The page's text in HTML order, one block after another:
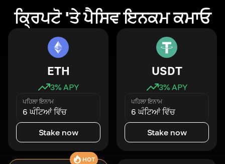
ਕ੍ਰਿਪਟੋ 'ਤੇ ਪੈਸਿਵ ਇਨਕਮ ਕਮਾਓ
ETH
3% APY
ਪਹਿਲਾ ਇਨਾਮ
6 ਘੰਟਿਆਂ ਵਿੱਚ
Stake now
USDT
3% APY
ਪਹਿਲਾ ਇਨਾਮ
6 ਘੰਟਿਆਂ ਵਿੱਚ
Stake now
HOT